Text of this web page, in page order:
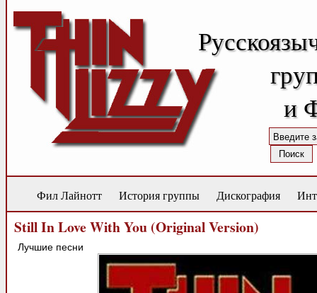
и
Фил Лайнотт История группы Дискография
Still In Love With You (Original Version)
Лучшие песни